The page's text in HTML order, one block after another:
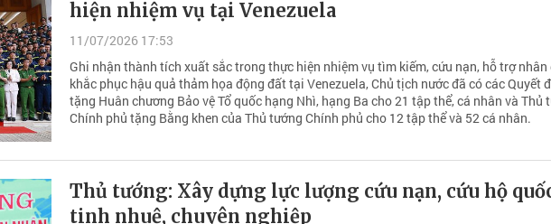
hiện nhiệm vụ tại Venezuela
11/07/2026 17:53
Ghi nhận thành tích xuất sắc trong thực hiện nhiệm vụ tìm kiếm, cứu nạn, hỗ trợ nhân
khắc phục hậu quả thảm họa động đất tại Venezuela, Chủ tịch nước đã có các Quyết
tặng Huân chương Bảo vệ Tổ quốc hạng Nhì, hạng Ba cho 21 tập thể, cá nhân và Thủ
Chính phủ tặng Bằng khen của Thủ tướng Chính phủ cho 12 tập thể và 52 cá nhân.
Thủ tướng: Xây dựng lực lượng cứu nạn, cứu hộ
tinh nhuệ, chuyên nghiệp